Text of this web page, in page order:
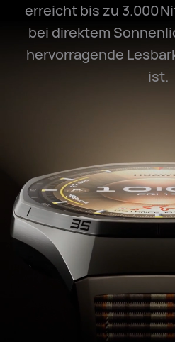
erreicht bis zu 3.000
bei direktem
hervorragende
ist.